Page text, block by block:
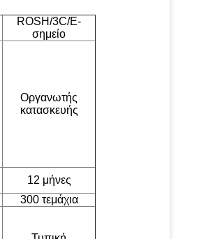
ROSH/3C/Ε-
σημείο
Οργανωτής
κατασκευής
12 μήνες
300 τεμάχια